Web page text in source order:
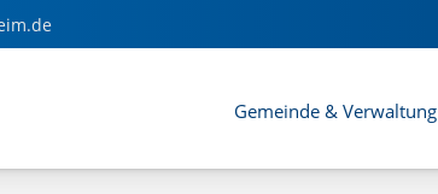
Gemeinde & Verwaltung